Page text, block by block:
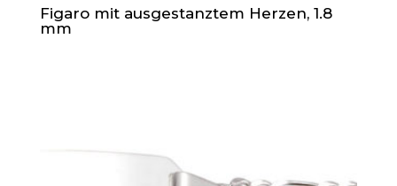
Figaro mit ausgestanztem Herzen, 1.8
mm